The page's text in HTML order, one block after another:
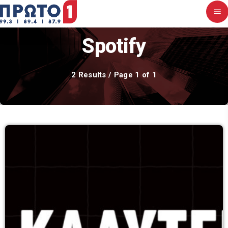
menu
close
Αρχική
Σχετικά με εμάς
Spotify
2 Results / Page 1 of 1